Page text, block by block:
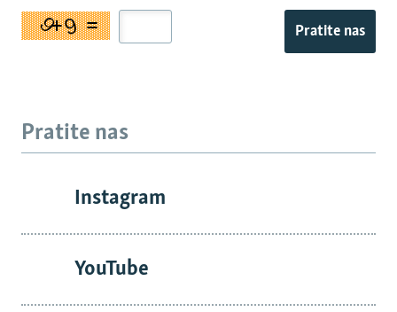
Pratite nas
Pratite nas
Instagram
YouTube